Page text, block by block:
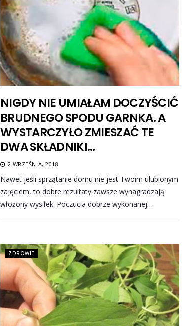
NIGDY NIE UMIAŁAM DOCZYŚCIĆ
BRUDNEGO SPODU GARNKA. A
WYSTARCZYŁO ZMIESZAĆ TE
DWA SKŁADNIKI…
2 WRZEŚNIA, 2018
Nawet jeśli sprzątanie domu nie jest Twoim ulubionym
zajęciem, to dobre rezultaty zawsze wynagradzają
włożony wysiłek. Poczucia dobrze wykonanej…
ZDROWIE